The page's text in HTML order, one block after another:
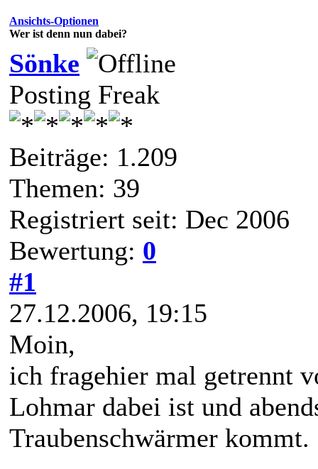
Ansichts-Optionen
Wer ist denn nun dabei?
Sönke
Posting Freak
Beiträge: 1.209
Themen: 39
Registriert seit: Dec 2006
Bewertung: 0
#1
27.12.2006, 19:15
Moin,
ich fragehier mal getrennt
Lohmar dabei ist und
Traubenschwärmer kommt.